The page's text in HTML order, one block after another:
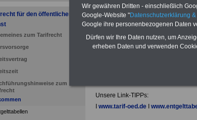
für den öffentlichen
zum Tarifrecht
zum
Unsere Link-TIPPs:
www.tarif-oed.deI
Wir gewähren Dritten - einschließlich
Google-Website "Datenschutzerklärung
Google ihre personenbezogenen Daten
Dürfen wir Ihre Daten nutzen, um
erheben Daten und verwenden